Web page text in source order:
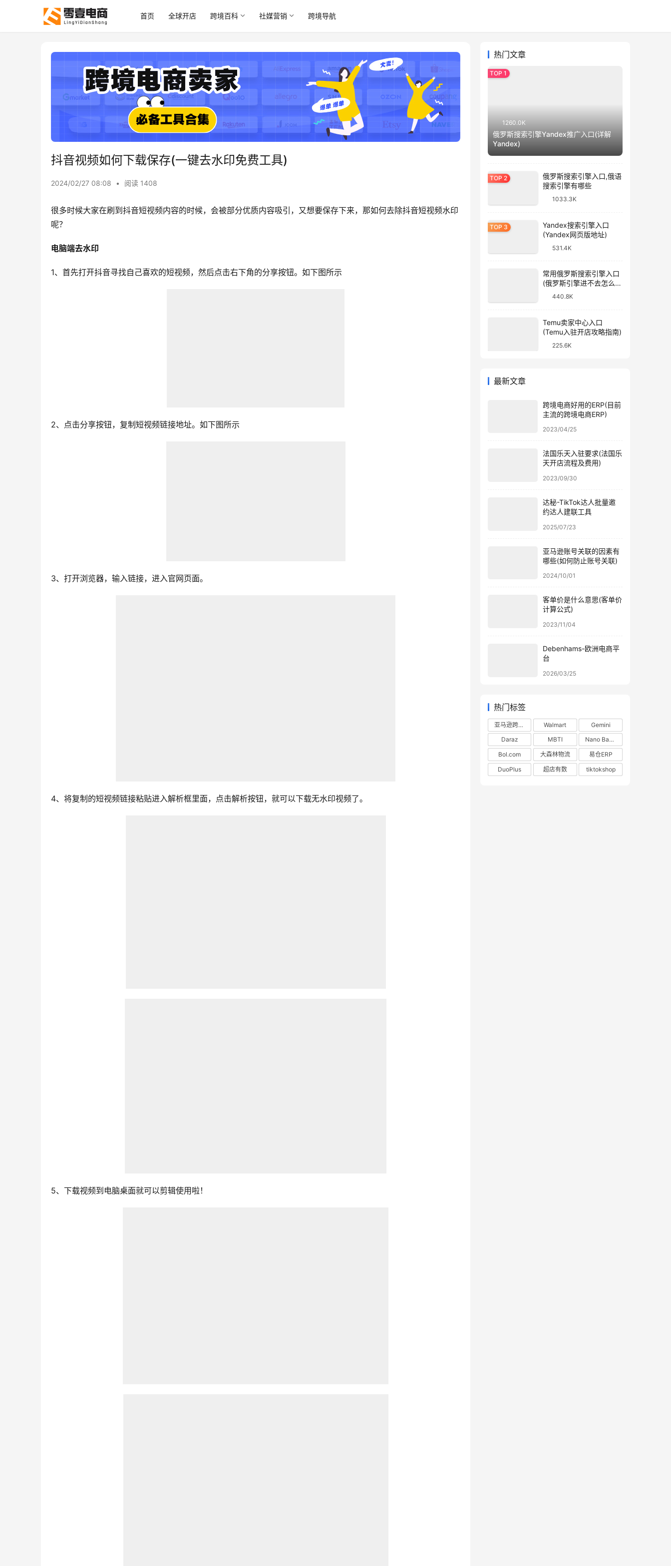
首页 全球开店 跨境百科 社媒营销 跨境导航
抖音视频如何下载保存(一键去水印免费工具)
2024/02/27 08:08 • 阅读 1408
很多时候大家在刷到抖音短视频内容的时候，会被部分优质内容吸引，又想要保存下来，那如何去除抖音短视频水印
呢？
电脑端去水印
1、首先打开抖音寻找自己喜欢的短视频，然后点击右下角的分享按钮。如下图所示
2、点击分享按钮，复制短视频链接地址。如下图所示
3、打开浏览器，输入链接，进入官网页面。
4、将复制的短视频链接粘贴进入解析框里面，点击解析按钮，就可以下载无水印视频了。
5、下载视频到电脑桌面就可以剪辑使用啦！
热门文章
1260.0K
俄罗斯搜索引擎Yandex推广入口(详解
Yandex)
俄罗斯搜索引擎入口,俄语
搜索引擎有哪些
1033.3K
Yandex搜索引擎入口
(Yandex网页版地址)
531.4K
常用俄罗斯搜索引擎入口
(俄罗斯引擎进不去怎么
440.8K
Temu卖家中心入口
(Temu入驻开店攻略指南)
225.6K
最新文章
跨境电商好用的ERP(目前
主流的跨境电商ERP)
2023/04/25
法国乐天入驻要求(法国乐
天开店流程及费用)
2023/09/30
达秘-TikTok达人批量邀
约达人建联工具
2025/07/23
亚马逊账号关联的因素有
哪些(如何防止账号关联)
2024/10/01
客单价是什么意思(客单价
计算公式)
2023/11/04
Debenhams-欧洲电商平
台
2026/03/25
热门标签
亚马逊跨境电商 Walmart
Gemini
Daraz
MBTI
Nano Banana
Bol.com
大森林物流
易仓ERP
DuoPlus
超店有数 tiktokshop